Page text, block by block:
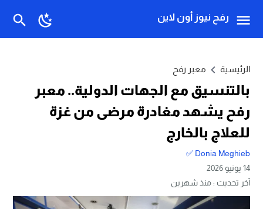
رفح نيوز أون لاين
الرئيسية معبر رفح
بالتنسيق مع الجهات الدولية.. معبر
رفح يشهد مغادرة مرضى من غزة
للعلاج بالخارج
Donia Meghieb ✅
14 يونيو 2026
آخر تحديث :منذ شهرين